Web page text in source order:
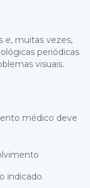
e, muitas vezes,
periódicas
visuais.
médico deve
indicado